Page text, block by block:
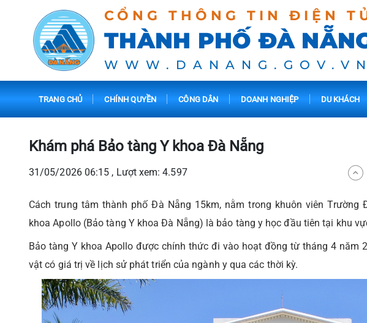
CỔNG THÔNG TIN ĐIỆN
THÀNH PHỐ ĐÀ
WWW.DANANG.GOV.VN
TRANG CHỦ CHÍNH QUYỀN CÔNG DÂN DOANH NGHIỆP DU KHÁCH
Khám phá Bảo tàng Y khoa Đà Nẵng
31/05/2026 06:15 , Lượt xem: 4.597
Cách trung tâm thành phố Đà Nẵng 15km, nằm trong khuôn viên Trường
khoa Apollo (Bảo tàng Y khoa Đà Nẵng) là bảo tàng y học đầu tiên tại khu
Bảo tàng Y khoa Apollo được chính thức đi vào hoạt đồng từ tháng 4 năm
vật có giá trị về lịch sử phát triển của ngành y qua các thời kỳ.